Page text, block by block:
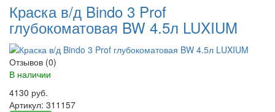
Краска в/д Bindo 3 Prof
глубокоматовая BW 4.5л LUXIUM
Отзывов (0)
В наличии
4130 руб.
Артикул: 311157